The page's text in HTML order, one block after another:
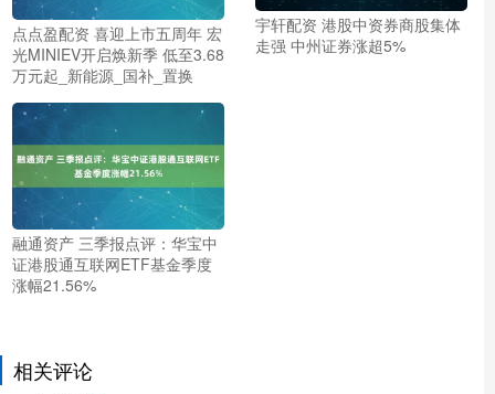
点点盈配资 喜迎上市五周年 宏
光MINIEV开启焕新季 低至3.68
万元起_新能源_国补_置换
宇轩配资 港股中资券商股集体
走强 中州证券涨超5%
融通资产 三季报点评：华宝中
证港股通互联网ETF基金季度
涨幅21.56%
相关评论